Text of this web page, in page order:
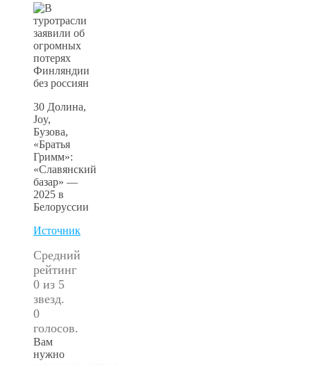
30 Долина,
Joy,
Бузова,
«Братья
Гримм»:
«Славянский
базар» —
2025 в
Белоруссии
Источник
Средний
рейтинг
0 из 5
звезд.
0
голосов.
Вам
нужно